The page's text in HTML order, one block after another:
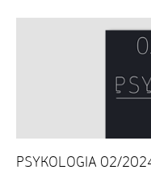
PSYKOLOGIA 02/